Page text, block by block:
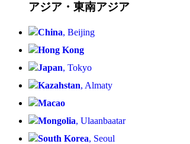
アジア・東南アジア
China, Beijing
Hong Kong
Japan, Tokyo
Kazahstan, Almaty
Macao
Mongolia, Ulaanbaatar
South Korea, Seoul